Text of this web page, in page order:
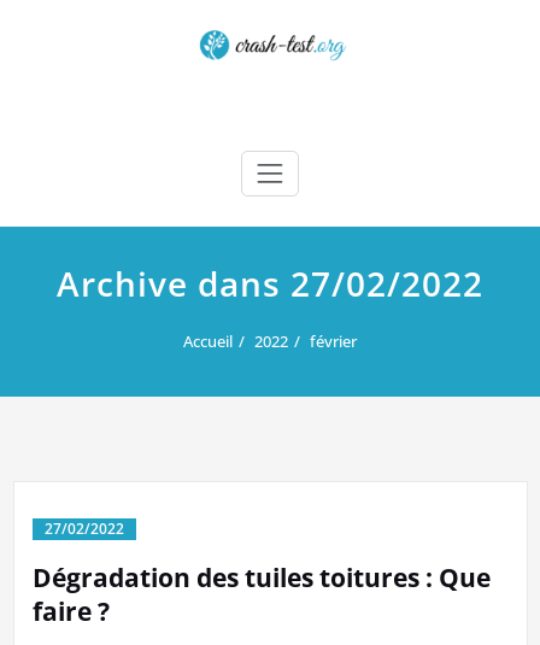
Archive dans 27/02/2022
Accueil 2022 février
27/02/2022
Dégradation des tuiles toitures : Que
faire ?